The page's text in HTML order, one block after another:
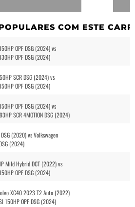
COM ESTE
OPF DSG (2024) vs
OPF DSG (2024)
SCR DSG (2024) vs
OPF DSG (2024)
OPF DSG (2024) vs
SCR 4MOTION DSG (2024)
(2020) vs Volkswagen
(2024)
Mild Hybrid DCT (2022) vs
OPF DSG (2024)
XC40 2023 T2 Auto (2022)
150HP OPF DSG (2024)